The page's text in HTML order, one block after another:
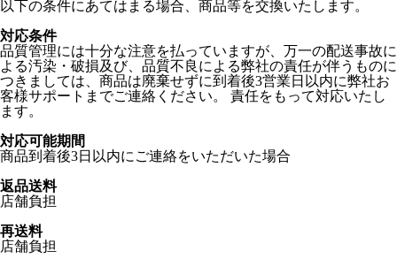
以下の条件にあてはまる場合、商品等を交換いたします。
対応条件
品質管理には十分な注意を払っていますが、万一の配送事故に
よる汚染・破損及び、品質不良による弊社の責任が伴うものに
つきましては、商品は廃棄せずに到着後3営業日以内に弊社お
客様サポートまでご連絡ください。 責任をもって対応いたし
ます。
対応可能期間
商品到着後3日以内にご連絡をいただいた場合
返品送料
店舗負担
再送料
店舗負担